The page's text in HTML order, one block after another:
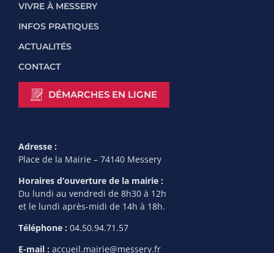
VIVRE À MESSERY
INFOS PRATIQUES
ACTUALITÉS
CONTACT
DÉMARCHES EN LIGNE
Adresse :
Place de la Mairie – 74140 Messery
Horaires d’ouverture de la mairie :
Du lundi au vendredi de 8h30 à 12h
et le lundi après-midi de 14h à 18h.
Téléphone : 04.50.94.71.57
E-mail : accueil.mairie@messery.fr